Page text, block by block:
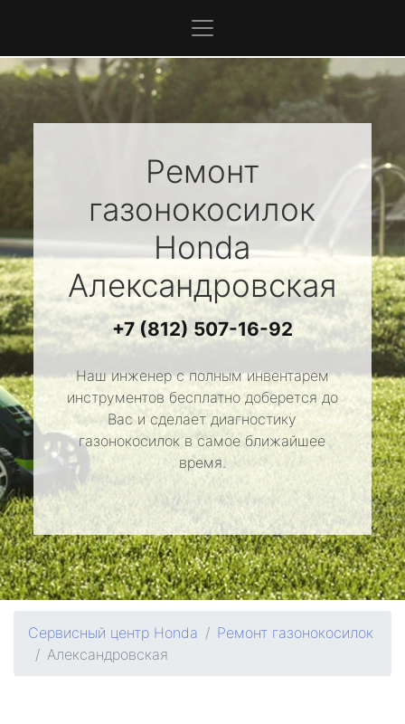
Ремонт
газонокосилок
Honda
Александровская
+7 (812) 507-16-92
Наш инженер с полным инвентарем
инструментов бесплатно доберется до
Вас и сделает диагностику
газонокосилок в самое ближайшее
время.
Сервисный центр Honda
Ремонт газонокосилок
Александровская